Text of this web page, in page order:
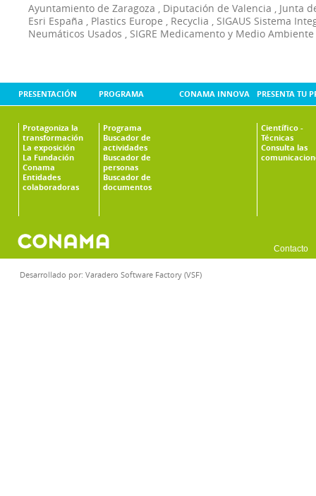
Ayuntamiento de Zaragoza , Diputación de Valencia , Junta
Esri España , Plastics Europe , Recyclia , SIGAUS Sistema
Neumáticos Usados , SIGRE Medicamento y Medio Ambiente
PRESENTACIÓN
Protagoniza la
transformación
La exposición
La Fundación
Conama
Entidades
colaboradoras
PROGRAMA
Programa
Buscador de
actividades
Buscador de
personas
Buscador de
documentos
CONAMA INNOVA PRESENTA TU
Científico -
Técnicas
Consulta las
Contacto
Desarrollado por: Varadero Software Factory (VSF)